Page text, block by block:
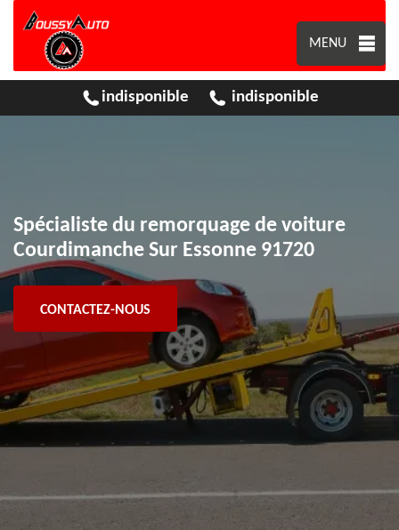
MENU
indisponible indisponible
Spécialiste du remorquage de voiture
Courdimanche Sur Essonne 91720
CONTACTEZ-NOUS